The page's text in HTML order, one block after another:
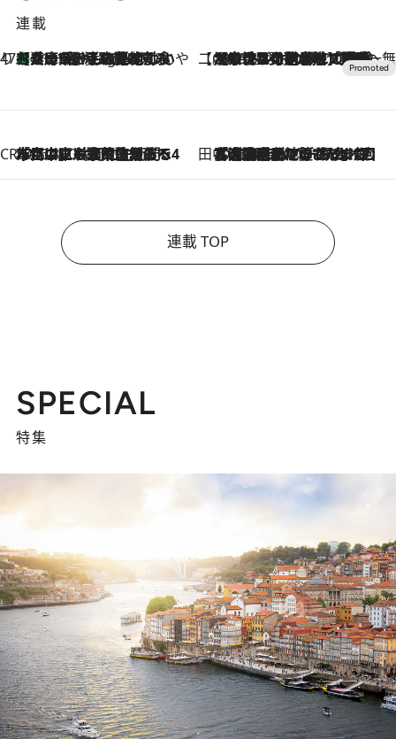
連載
47都道府県の手みやげ ひんやりスイーツで夏を満喫
11 Hours Ago
【兵庫県】この夏絶対食べたい 冷やしておいしいおやつ3選 淡路島の恵みをジェラートに集約 【CREA×星野リゾート】唯一無二。癒しと発見が待つ場所へ
2026.8.7
【トンボの足水浴】ヒノキの香りに包まれて涼感マックス！約13℃の湧水かけ流しを避暑地「星野温泉 トンボの湯」で体験
CREA'S CHOICE
2026.8.7
「立川にも歌舞伎があるんだよ」 片岡仁左衛門・市川中車ら豪華座組みで4年目の立川立飛歌舞伎へ 田中稲の勝手に再ブーム
2026.8.7
「湘南乃風に憧れて」観客大盛上がりの“タオル回し”に、ラッパー顔負けの高速歌唱まで…さだまさし（74）のアグレッシブすぎる現在地
連載 TOP
SPECIAL
特集